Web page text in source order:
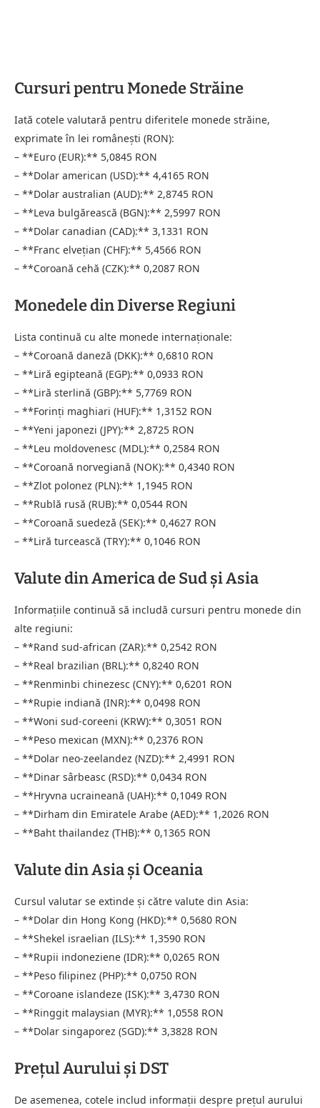
Cursuri pentru Monede Străine
Iată cotele valutară pentru diferitele monede străine,
exprimate în lei românești (RON):
– **Euro (EUR):** 5,0845 RON
– **Dolar american (USD):** 4,4165 RON
– **Dolar australian (AUD):** 2,8745 RON
– **Leva bulgărească (BGN):** 2,5997 RON
– **Dolar canadian (CAD):** 3,1331 RON
– **Franc elvețian (CHF):** 5,4566 RON
– **Coroană cehă (CZK):** 0,2087 RON
Monedele din Diverse Regiuni
Lista continuă cu alte monede internaționale:
– **Coroană daneză (DKK):** 0,6810 RON
– **Liră egipteană (EGP):** 0,0933 RON
– **Liră sterlină (GBP):** 5,7769 RON
– **Forinți maghiari (HUF):** 1,3152 RON
– **Yeni japonezi (JPY):** 2,8725 RON
– **Leu moldovenesc (MDL):** 0,2584 RON
– **Coroană norvegiană (NOK):** 0,4340 RON
– **Zlot polonez (PLN):** 1,1945 RON
– **Rublă rusă (RUB):** 0,0544 RON
– **Coroană suedeză (SEK):** 0,4627 RON
– **Liră turcească (TRY):** 0,1046 RON
Valute din America de Sud și Asia
Informațiile continuă să includă cursuri pentru monede din
alte regiuni:
– **Rand sud-african (ZAR):** 0,2542 RON
– **Real brazilian (BRL):** 0,8240 RON
– **Renminbi chinezesc (CNY):** 0,6201 RON
– **Rupie indiană (INR):** 0,0498 RON
– **Woni sud-coreeni (KRW):** 0,3051 RON
– **Peso mexican (MXN):** 0,2376 RON
– **Dolar neo-zeelandez (NZD):** 2,4991 RON
– **Dinar sârbeasc (RSD):** 0,0434 RON
– **Hryvna ucraineană (UAH):** 0,1049 RON
– **Dirham din Emiratele Arabe (AED):** 1,2026 RON
– **Baht thailandez (THB):** 0,1365 RON
Valute din Asia și Oceania
Cursul valutar se extinde și către valute din Asia:
– **Dolar din Hong Kong (HKD):** 0,5680 RON
– **Shekel israelian (ILS):** 1,3590 RON
– **Rupii indoneziene (IDR):** 0,0265 RON
– **Peso filipinez (PHP):** 0,0750 RON
– **Coroane islandeze (ISK):** 3,4730 RON
– **Ringgit malaysian (MYR):** 1,0558 RON
– **Dolar singaporez (SGD):** 3,3828 RON
Prețul Aurului și DST
De asemenea, cotele includ informații despre prețul aurului